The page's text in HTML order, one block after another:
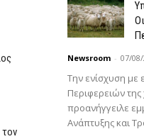
Newsroom - 07/08/
Την ενίσχυση με
Περιφερειών
προανήγγειλε
Ανάπτυξης και